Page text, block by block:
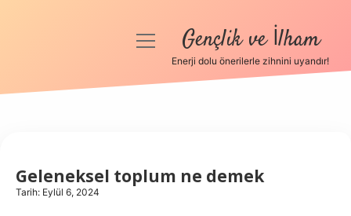
Anasayfa
Hakkımızda
menüyüGençlik ve İlham
Enerji dolu önerilerle zihnini uyandır!
Geleneksel toplum ne demek
Tarih: Eylül 6, 2024